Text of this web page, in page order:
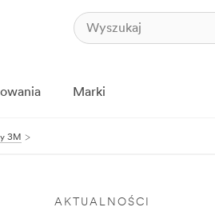
Marki
3M
AKTUALNOŚCI